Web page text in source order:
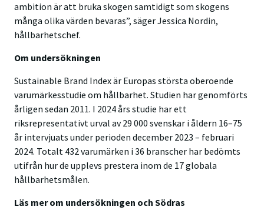
ambition är att bruka skogen samtidigt som skogens
många olika värden bevaras”, säger Jessica Nordin,
hållbarhetschef.
Om undersökningen
Sustainable Brand Index är Europas största oberoende
varumärkesstudie om hållbarhet. Studien har genomförts
årligen sedan 2011. I 2024 års studie har ett
riksrepresentativt urval av 29 000 svenskar i åldern 16–75
år intervjuats under perioden december 2023 – februari
2024. Totalt 432 varumärken i 36 branscher har bedömts
utifrån hur de upplevs prestera inom de 17 globala
hållbarhetsmålen.
Läs mer om undersökningen och Södras